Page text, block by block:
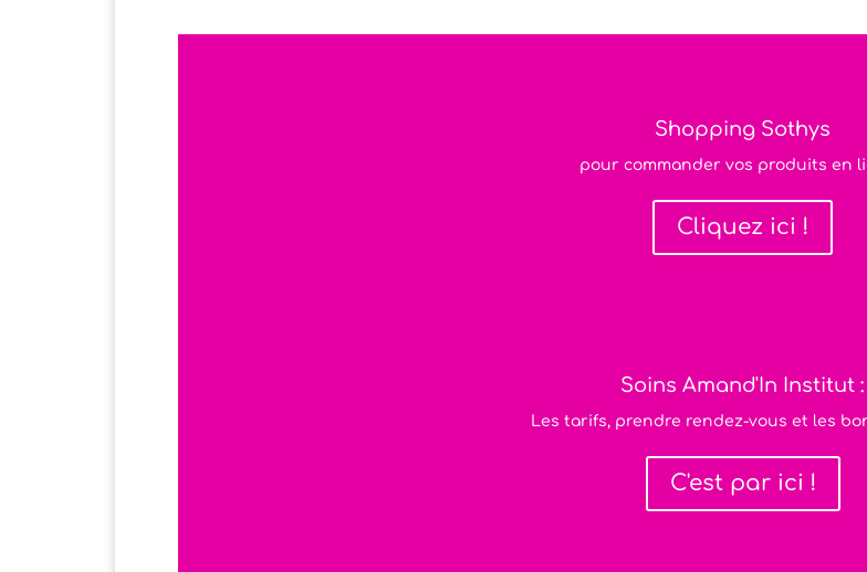
Shopping Sothys
pour commander vos produits en
Cliquez ici !
Soins Amand'In Institut :
Les tarifs, prendre rendez-vous et les
C'est par ici !